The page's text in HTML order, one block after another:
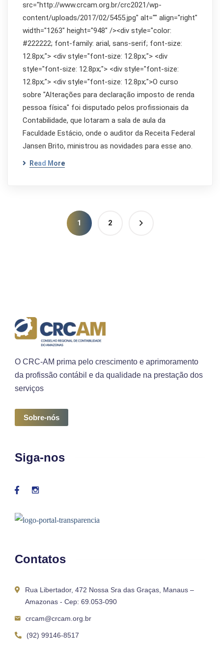
src="http://www.crcam.org.br/crc2021/wp-
content/uploads/2017/02/5455.jpg" alt="" align="right"
width="1263" height="948" /><div style="color:
#222222; font-family: arial, sans-serif; font-size:
12.8px;"> <div style="font-size: 12.8px;"> <div
style="font-size: 12.8px;"> <div style="font-size:
12.8px;"> <div style="font-size: 12.8px;">O curso
sobre "Alterações para declaração imposto de renda
pessoa física" foi disputado pelos profissionais da
Contabilidade, que lotaram a sala de aula da
Faculdade Estácio, onde o auditor da Receita Federal
Jansen Brito, ministrou as novidades para esse ano.
Read More
1 2
O CRC-AM prima pelo crescimento e aprimoramento
da profissão contábil e da qualidade na prestação dos
serviços
Sobre-nós
Siga-nos
Contatos
Rua Libertador, 472 Nossa Sra das Graças, Manaus –
Amazonas - Cep: 69.053-090
crcam@crcam.org.br
(92) 99146-8517